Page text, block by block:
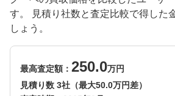
す。 見積り社数と査定比較で得した
しょう。
最高査定額： 250.0万円
見積り数 3社（最大50.0万円差）